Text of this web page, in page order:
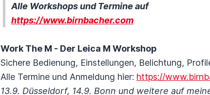
Alle Workshops und Termine auf
https://www.birnbacher.com
Work The M - Der Leica M Workshop
Sichere Bedienung, Einstellungen, Belichtung,
Alle Termine und Anmeldung hier: https://
13.9. Düsseldorf, 14.9. Bonn und weitere auf